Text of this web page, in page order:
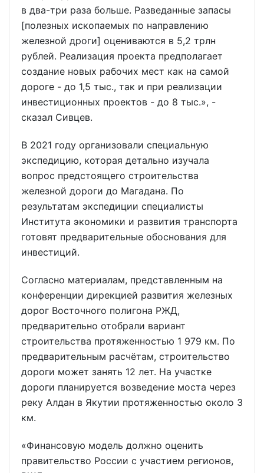
в два-три раза больше. Разведанные запасы
[полезных ископаемых по направлению
железной дроги] оцениваются в 5,2 трлн
рублей. Реализация проекта предполагает
создание новых рабочих мест как на самой
дороге - до 1,5 тыс., так и при реализации
инвестиционных проектов - до 8 тыс.», -
сказал Сивцев.
В 2021 году организовали специальную
экспедицию, которая детально изучала
вопрос предстоящего строительства
железной дороги до Магадана. По
результатам экспедиции специалисты
Института экономики и развития транспорта
готовят предварительные обоснования для
инвестиций.
Согласно материалам, представленным на
конференции дирекцией развития железных
дорог Восточного полигона РЖД,
предварительно отобрали вариант
строительства протяженностью 1 979 км. По
предварительным расчётам, строительство
дороги может занять 12 лет. На участке
дороги планируется возведение моста через
реку Алдан в Якутии протяженностью около 3
км.
«Финансовую модель должно оценить
правительство России с участием регионов,